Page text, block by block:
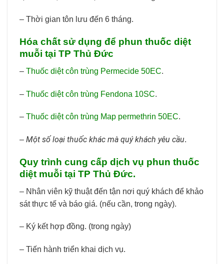
– Thời gian tôn lưu đến 6 tháng.
Hóa chất sử dụng để phun thuốc diệt
muỗi tại TP Thủ Đức
– Thuốc diệt côn trùng Permecide 50EC.
– Thuốc diệt côn trùng Fendona 10SC.
– Thuốc diệt côn trùng Map permethrin 50EC.
– Một số loại thuốc khác mà quý khách yêu cầu.
Quy trình cung cấp dịch vụ phun thuốc
diệt muỗi tại TP Thủ Đức.
– Nhân viên kỹ thuật đến tận nơi quý khách để khảo
sát thực tế và báo giá. (nếu cần, trong ngày).
– Ký kết hợp đồng. (trong ngày)
– Tiến hành triển khai dịch vụ.